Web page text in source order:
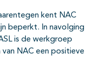
kent NAC
beperkt. In navolging
is de werkgroep
NAC een positieve